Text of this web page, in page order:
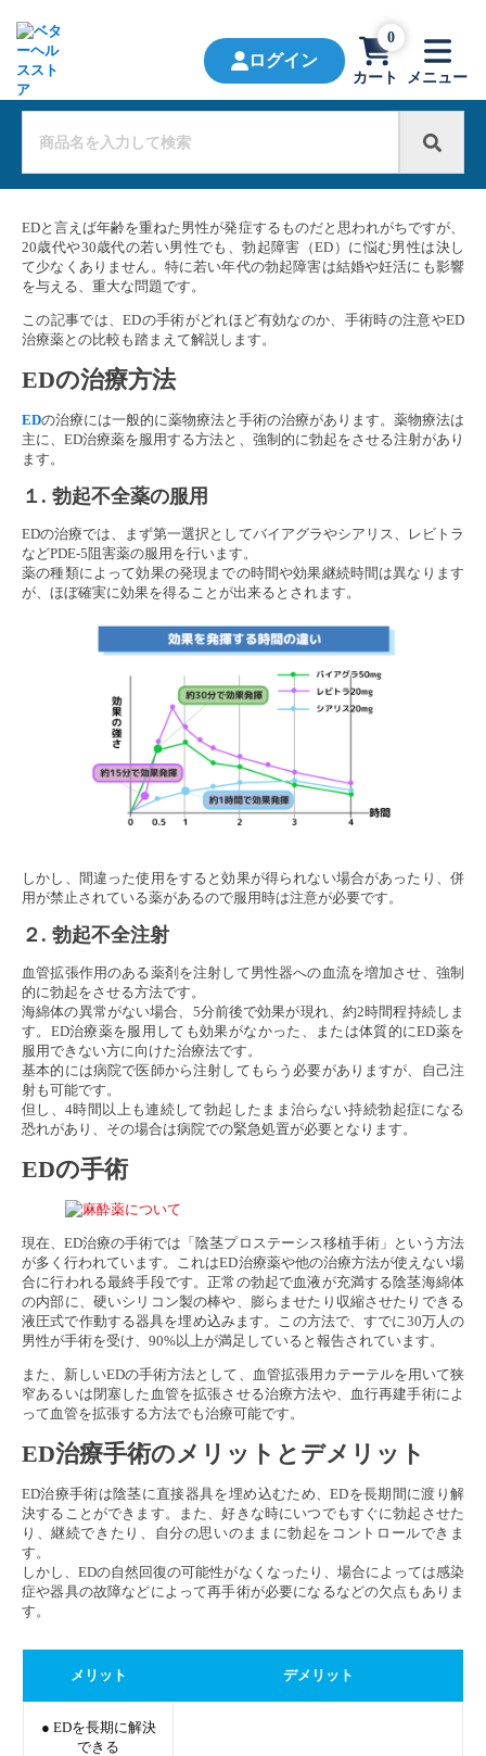
ログイン
カート
0
メニュー
EDと言えば年齢を重ねた男性が発症するものだと思われがちですが、
20歳代や30歳代の若い男性でも、勃起障害（ED）に悩む男性は決し
て少なくありません。特に若い年代の勃起障害は結婚や妊活にも影響
を与える、重大な問題です。
この記事では、EDの手術がどれほど有効なのか、手術時の注意やED
治療薬との比較も踏まえて解説します。
EDの治療方法
EDの治療には一般的に薬物療法と手術の治療があります。薬物療法は
主に、ED治療薬を服用する方法と、強制的に勃起をさせる注射があり
ます。
１. 勃起不全薬の服用
EDの治療では、まず第一選択としてバイアグラやシアリス、レビトラ
などPDE-5阻害薬の服用を行います。
薬の種類によって効果の発現までの時間や効果継続時間は異なります
が、ほぼ確実に効果を得ることが出来るとされます。
しかし、間違った使用をすると効果が得られない場合があったり、併
用が禁止されている薬があるので服用時は注意が必要です。
２. 勃起不全注射
血管拡張作用のある薬剤を注射して男性器への血流を増加させ、強制
的に勃起をさせる方法です。
海綿体の異常がない場合、5分前後で効果が現れ、約2時間程持続しま
す。ED治療薬を服用しても効果がなかった、または体質的にED薬を
服用できない方に向けた治療法です。
基本的には病院で医師から注射してもらう必要がありますが、自己注
射も可能です。
但し、4時間以上も連続して勃起したまま治らない持続勃起症になる
恐れがあり、その場合は病院での緊急処置が必要となります。
EDの手術
現在、ED治療の手術では「陰茎プロステーシス移植手術」という方法
が多く行われています。これはED治療薬や他の治療方法が使えない場
合に行われる最終手段です。正常の勃起で血液が充満する陰茎海綿体
の内部に、硬いシリコン製の棒や、膨らませたり収縮させたりできる
液圧式で作動する器具を埋め込みます。この方法で、すでに30万人の
男性が手術を受け、90%以上が満足していると報告されています。
また、新しいEDの手術方法として、血管拡張用カテーテルを用いて狭
窄あるいは閉塞した血管を拡張させる治療方法や、血行再建手術によ
って血管を拡張する方法でも治療可能です。
ED治療手術のメリットとデメリット
ED治療手術は陰茎に直接器具を埋め込むため、EDを長期間に渡り解
決することができます。また、好きな時にいつでもすぐに勃起させた
り、継続できたり、自分の思いのままに勃起をコントロールできま
す。
しかし、EDの自然回復の可能性がなくなったり、場合によっては感染
症や器具の故障などによって再手術が必要になるなどの欠点もありま
す。
メリット デメリット
● EDを長期に解決
できる